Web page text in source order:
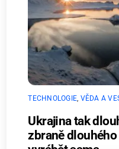
TECHNOLOGIE VĚDA A
Ukrajina tak
zbraně